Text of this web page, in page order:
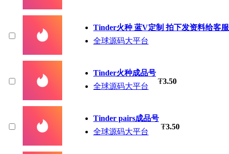
Tinder火种 蓝V定制 拍下发资料给客服
全球源码大平台
Tinder火种成品号
全球源码大平台
₮3.50
Tinder pairs成品号
全球源码大平台
₮3.50